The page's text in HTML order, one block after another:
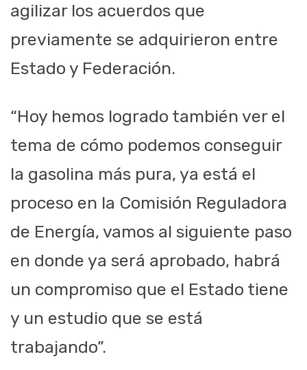
agilizar los acuerdos que
previamente se adquirieron entre
Estado y Federación.
“Hoy hemos logrado también ver el
tema de cómo podemos conseguir
la gasolina más pura, ya está el
proceso en la Comisión Reguladora
de Energía, vamos al siguiente paso
en donde ya será aprobado, habrá
un compromiso que el Estado tiene
y un estudio que se está
trabajando”.